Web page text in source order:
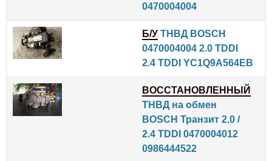
0470004004
Б/У ТНВД BOSCH
0470004004 2.0 TDDI
2.4 TDDI YC1Q9A564EB
ВОССТАНОВЛЕННЫЙ
ТНВД на обмен
BOSCH Транзит 2.0 /
2.4 TDDI 0470004012
0986444522